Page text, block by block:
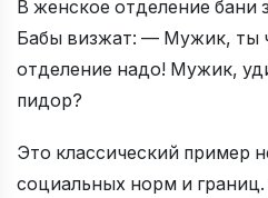
В женское отделение бани
Бабы визжат: — Мужик, ты
отделение надо! Мужик,
пидор?
Это классический пример
социальных норм и